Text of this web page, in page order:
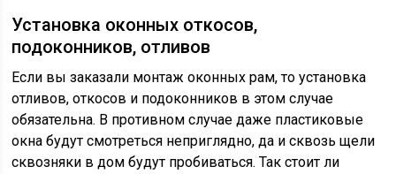
Установка оконных откосов,
подоконников, отливов
Если вы заказали монтаж оконных рам, то установка
отливов, откосов и подоконников в этом случае
обязательна. В противном случае даже пластиковые
окна будут смотреться неприглядно, да и сквозь щели
сквозняки в дом будут пробиваться. Так стоит ли